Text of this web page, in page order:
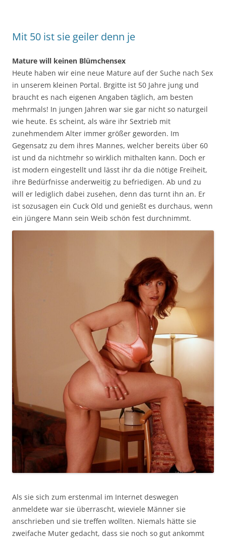
Mit 50 ist sie geiler denn je
Mature will keinen Blümchensex
Heute haben wir eine neue Mature auf der Suche nach Sex
in unserem kleinen Portal. Brgitte ist 50 Jahre jung und
braucht es nach eigenen Angaben täglich, am besten
mehrmals! In jungen Jahren war sie gar nicht so naturgeil
wie heute. Es scheint, als wäre ihr Sextrieb mit
zunehmendem Alter immer größer geworden. Im
Gegensatz zu dem ihres Mannes, welcher bereits über 60
ist und da nichtmehr so wirklich mithalten kann. Doch er
ist modern eingestellt und lässt ihr da die nötige Freiheit,
ihre Bedürfnisse anderweitig zu befriedigen. Ab und zu
will er lediglich dabei zusehen, denn das turnt ihn an. Er
ist sozusagen ein Cuck Old und genießt es durchaus, wenn
ein jüngere Mann sein Weib schön fest durchnimmt.
Als sie sich zum erstenmal im Internet deswegen
anmeldete war sie überrascht, wieviele Männer sie
anschrieben und sie treffen wollten. Niemals hätte sie
zweifache Muter gedacht, dass sie noch so gut ankommt